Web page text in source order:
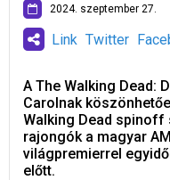
2024. szeptember 27.
Link Twitter
A The Walking Dead:
Carolnak
Walking Dead
rajongók a magyar
világpremierrel
előtt.